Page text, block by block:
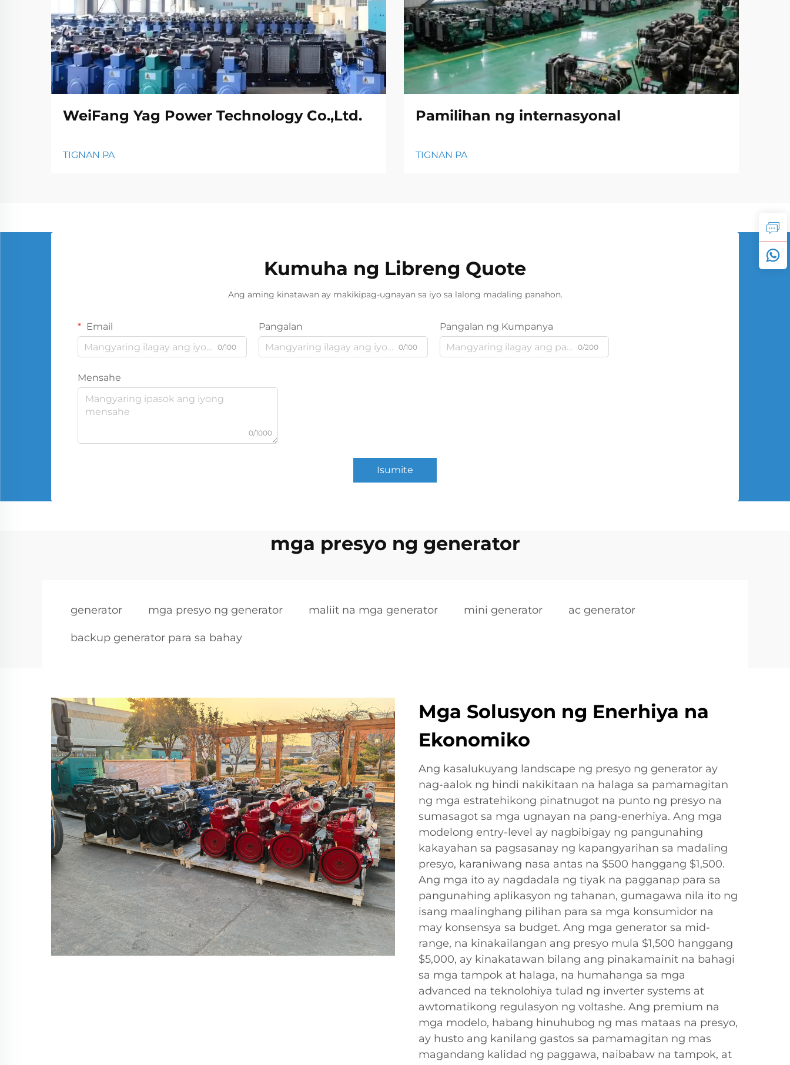
WeiFang Yag Power Technology Co.,Ltd.
TIGNAN PA
Pamilihan ng internasyonal
TIGNAN PA
Kumuha ng Libreng Quote
Ang aming kinatawan ay makikipag-ugnayan sa iyo sa lalong madaling panahon.
Email
0/100
Pangalan
0/100
Pangalan ng Kumpanya
0/200
Mensahe
0/1000
Isumite
mga presyo ng generator
generator mga presyo ng generator maliit na mga generator mini generator ac generator
backup generator para sa bahay
Mga Solusyon ng Enerhiya na
Ekonomiko
Ang kasalukuyang landscape ng presyo ng generator ay
nag-aalok ng hindi nakikitaan na halaga sa pamamagitan
ng mga estratehikong pinatnugot na punto ng presyo na
sumasagot sa mga ugnayan na pang-enerhiya. Ang mga
modelong entry-level ay nagbibigay ng pangunahing
kakayahan sa pagsasanay ng kapangyarihan sa madaling
presyo, karaniwang nasa antas na $500 hanggang $1,500.
Ang mga ito ay nagdadala ng tiyak na pagganap para sa
pangunahing aplikasyon ng tahanan, gumagawa nila ito ng
isang maalinghang pilihan para sa mga konsumidor na
may konsensya sa budget. Ang mga generator sa mid-
range, na kinakailangan ang presyo mula $1,500 hanggang
$5,000, ay kinakatawan bilang ang pinakamainit na bahagi
sa mga tampok at halaga, na humahanga sa mga
advanced na teknolohiya tulad ng inverter systems at
awtomatikong regulasyon ng voltashe. Ang premium na
mga modelo, habang hinuhubog ng mas mataas na presyo,
ay husto ang kanilang gastos sa pamamagitan ng mas
magandang kalidad ng paggawa, naibabaw na tampok, at